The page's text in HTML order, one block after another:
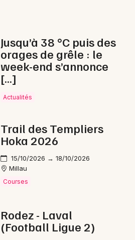
Jusqu’à 38 °C puis des
orages de grêle : le
week-end s’annonce
[…]
Actualités
Trail des Templiers
Hoka 2026
15/10/2026 → 18/10/2026
Millau
Courses
Rodez - Laval
(Football Ligue 2)